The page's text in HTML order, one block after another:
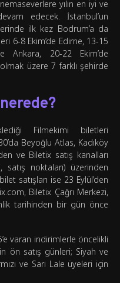
yılın en iyi ve
edecek. İstanbul’un
ilk kez Bodrum’a da
6-8 Ekim’de Edirne, 13-15
Ankara, 20-22 Ekim’de
üzere 7 farklı şehirde
Filmekimi biletleri
Beyoğlu Atlas, Kadıköy
ve Biletix satış kanalları
satış noktaları) üzerinden
satışları ise 23 Eylül’den
Biletix Çağrı Merkezi,
tarihinden bir gün önce
varan indirimlerle öncelikli
ön satış günleri; Siyah ve
ve Sarı Lale üyeleri için